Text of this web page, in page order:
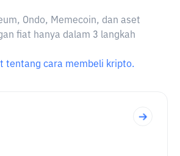
Ondo, Memecoin, dan aset
fiat hanya dalam 3 langkah
tentang cara membeli kripto.